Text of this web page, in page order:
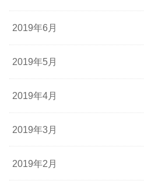
2019年6月
2019年5月
2019年4月
2019年3月
2019年2月